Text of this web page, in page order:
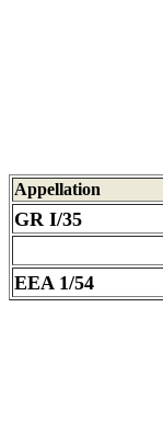
Appellation
GR I/35
EEA 1/54